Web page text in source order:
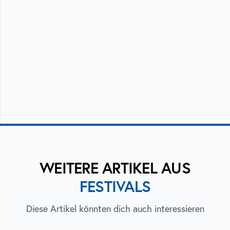
WEITERE ARTIKEL AUS
FESTIVALS
Diese Artikel könnten dich auch interessieren